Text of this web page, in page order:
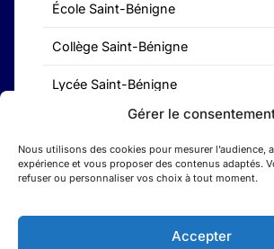
Gérer le
Nous utilisons des cookies pour mesurer l’audience,
expérience et vous proposer des contenus adaptés.
refuser ou personnaliser vos choix à tout moment.
Accepter
École Saint-Bénigne
Collège Saint-Bénigne
Lycée Saint-Bénigne
CFA Saint-Bénigne
Etudes supérieures